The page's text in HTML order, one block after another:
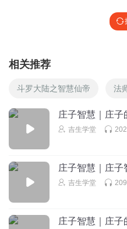
相关推荐
斗罗大陆之智慧仙帝 法
庄子智慧｜庄
吉生学堂
庄子智慧｜庄
吉生学堂
庄子智慧｜庄